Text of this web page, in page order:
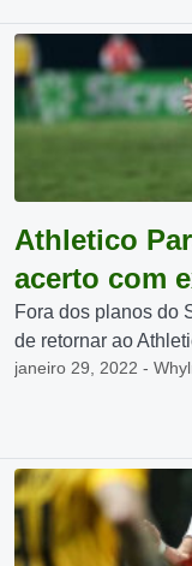
Athletico
acerto com
Fora dos planos do
de retornar ao
janeiro 29, 2022 -